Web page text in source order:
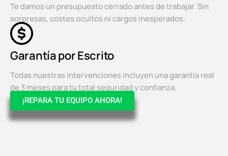
Te damos un presupuesto cerrado antes de trabajar. Sin
sorpresas, costes ocultos ni cargos inesperados.
Garantía por Escrito
Todas nuestras intervenciones incluyen una garantía real
de 3 meses para tu total seguridad y confianza.
¡REPARA TU EQUIPO AHORA!